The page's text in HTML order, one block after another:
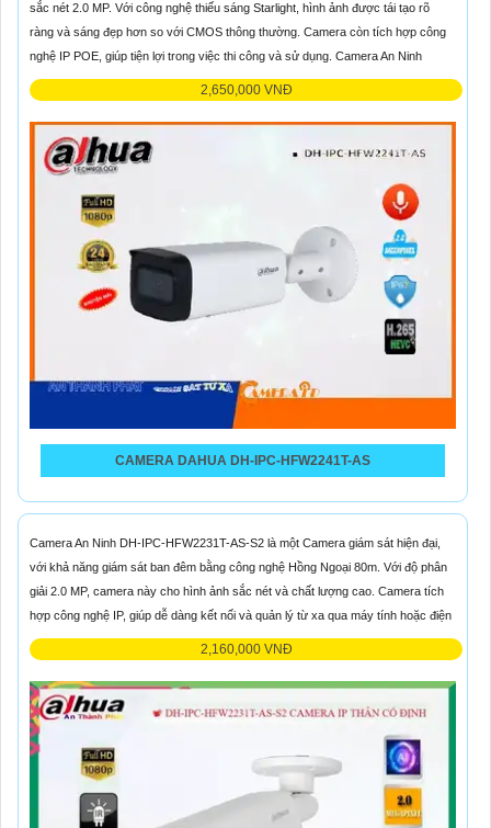
CAMERA DAHUA DH-IPC-HFW2241T-AS
sắc nét 2.0 MP. Với công nghệ thiếu sáng Starlight, hình ảnh được tái tạo rõ
ràng và sáng đẹp hơn so với CMOS thông thường. Camera còn tích hợp công
nghệ IP POE, giúp tiện lợi trong việc thi công và sử dụng. Camera An Ninh
2,650,000 VNĐ
Camera An Ninh DH-IPC-HFW2231T-AS-S2 là một Camera giám sát hiện đại,
với khả năng giám sát ban đêm bằng công nghệ Hồng Ngoại 80m. Với độ phân
giải 2.0 MP, camera này cho hình ảnh sắc nét và chất lượng cao. Camera tích
hợp công nghệ IP, giúp dễ dàng kết nối và quản lý từ xa qua máy tính hoặc điện
2,160,000 VNĐ